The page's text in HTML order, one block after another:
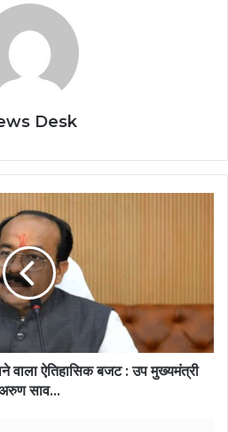
Desk
वाला ऐतिहासिक बजट : उप मुख्यमंत्री
साव…